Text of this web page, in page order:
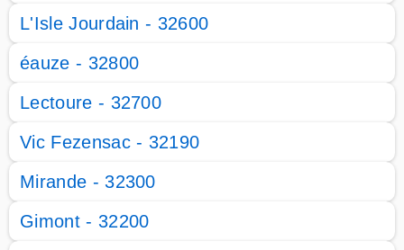
L'Isle Jourdain - 32600
éauze - 32800
Lectoure - 32700
Vic Fezensac - 32190
Mirande - 32300
Gimont - 32200